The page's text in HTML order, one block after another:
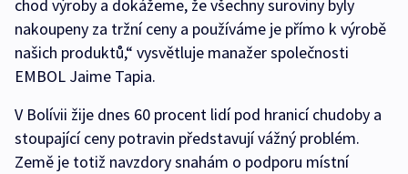
chod výroby a dokážeme, že všechny suroviny byly
nakoupeny za tržní ceny a používáme je přímo k výrobě
našich produktů,“ vysvětluje manažer společnosti
EMBOL Jaime Tapia.
V Bolívii žije dnes 60 procent lidí pod hranicí chudoby a
stoupající ceny potravin představují vážný problém.
Země je totiž navzdory snahám o podporu místní